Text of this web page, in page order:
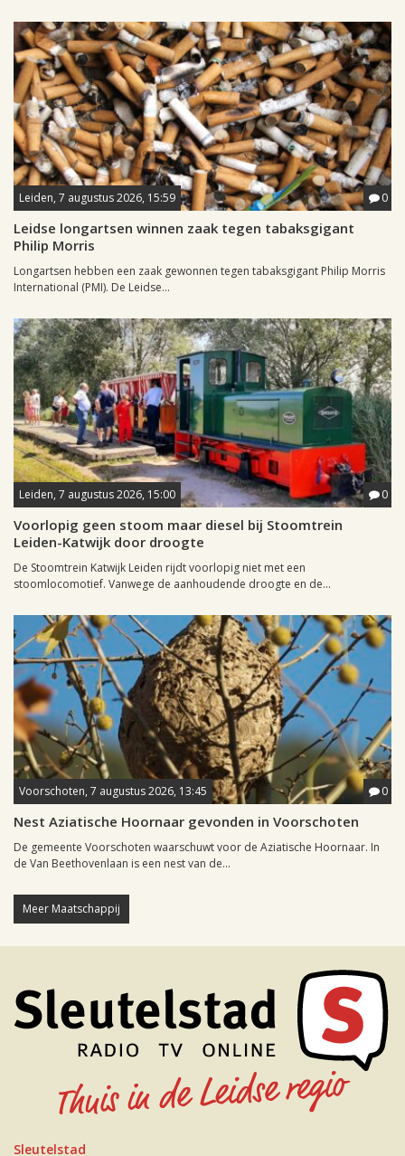
Leiden, 7 augustus 2026, 15:59 0
Leidse longartsen winnen zaak tegen tabaksgigant
Philip Morris
Longartsen hebben een zaak gewonnen tegen tabaksgigant Philip Morris
International (PMI). De Leidse...
Leiden, 7 augustus 2026, 15:00 0
Voorlopig geen stoom maar diesel bij Stoomtrein
Leiden-Katwijk door droogte
De Stoomtrein Katwijk Leiden rijdt voorlopig niet met een
stoomlocomotief. Vanwege de aanhoudende droogte en de...
Voorschoten, 7 augustus 2026, 13:45 0
Nest Aziatische Hoornaar gevonden in Voorschoten
De gemeente Voorschoten waarschuwt voor de Aziatische Hoornaar. In
de Van Beethovenlaan is een nest van de...
Meer Maatschappij
Sleutelstad